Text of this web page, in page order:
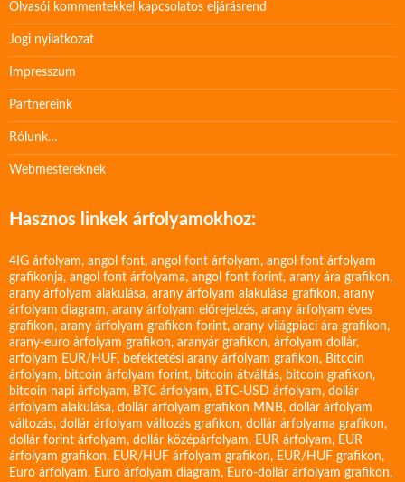
Olvasói kommentekkel kapcsolatos eljárásrend
Jogi nyilatkozat
Impresszum
Partnereink
Rólunk…
Webmestereknek
Hasznos linkek árfolyamokhoz:
4IG árfolyam, angol font, angol font árfolyam, angol font árfolyam
grafikonja, angol font árfolyama, angol font forint, arany ára grafikon,
arany árfolyam alakulása, arany árfolyam alakulása grafikon, arany
árfolyam diagram, arany árfolyam előrejelzés, arany árfolyam éves
grafikon, arany árfolyam grafikon forint, arany világpiaci ára grafikon,
arany-euro árfolyam grafikon, aranyár grafikon, árfolyam dollár,
arfolyam EUR/HUF, befektetési arany árfolyam grafikon, Bitcoin
árfolyam, bitcoin árfolyam forint, bitcoin átváltás, bitcoin grafikon,
bitcoin napi árfolyam, BTC árfolyam, BTC-USD árfolyam, dollár
árfolyam alakulása, dollár árfolyam grafikon MNB, dollár árfolyam
változás, dollár árfolyam változás grafikon, dollár árfolyama grafikon,
dollár forint árfolyam, dollár középárfolyam, EUR árfolyam, EUR
árfolyam grafikon, EUR/HUF árfolyam grafikon, EUR/HUF grafikon,
Euro árfolyam, Euro árfolyam diagram, Euro-dollár árfolyam grafikon,